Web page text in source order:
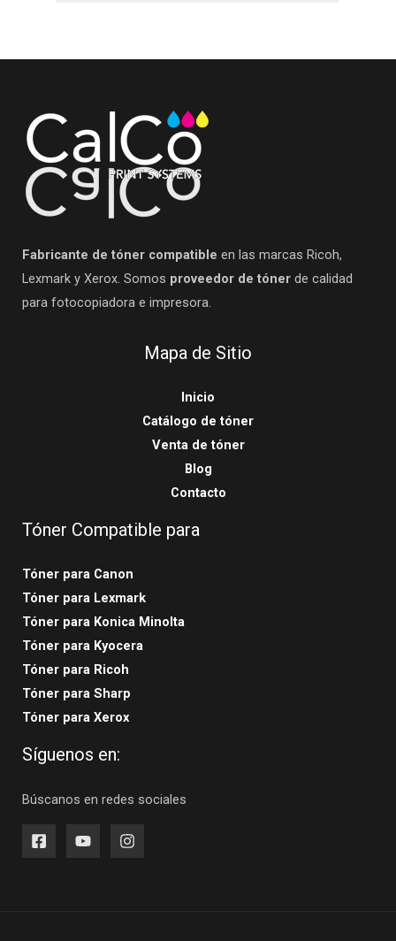
Fabricante de tóner compatible en las marcas Ricoh,
Lexmark y Xerox. Somos proveedor de tóner de calidad
para fotocopiadora e impresora.
Mapa de Sitio
Inicio
Catálogo de tóner
Venta de tóner
Blog
Contacto
Tóner Compatible para
Tóner para Canon
Tóner para Lexmark
Tóner para Konica Minolta
Tóner para Kyocera
Tóner para Ricoh
Tóner para Sharp
Tóner para Xerox
Síguenos en:
Búscanos en redes sociales